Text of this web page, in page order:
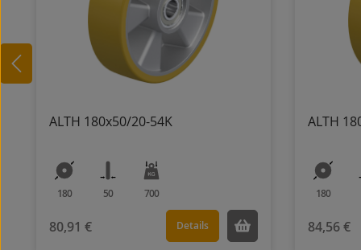
ALTH 180x50/20-54K
180 50 700
80,91 € Details
ALTH
180
84,56 €